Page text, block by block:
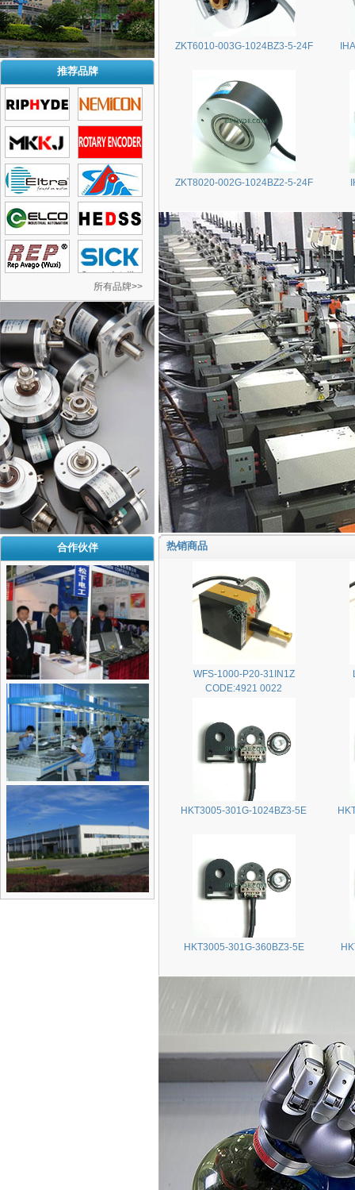
推荐品牌
所有品牌>>
合作伙伴
ZKT6010-003G-1024BZ3-5-24F
ZKT8020-002G-1024BZ2-5-24F
热销商品
WFS-1000-P20-31IN1Z
CODE:4921 0022
HKT3005-301G-1024BZ3-5E
HKT3005-301G-360BZ3-5E